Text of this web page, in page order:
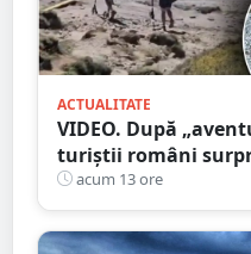
ACTUALITATE
VIDEO. După
turiștii români
pe Bucegi și
acum 13 ore